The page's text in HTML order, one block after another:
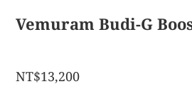
Vemuram Budi-G
NT$13,200